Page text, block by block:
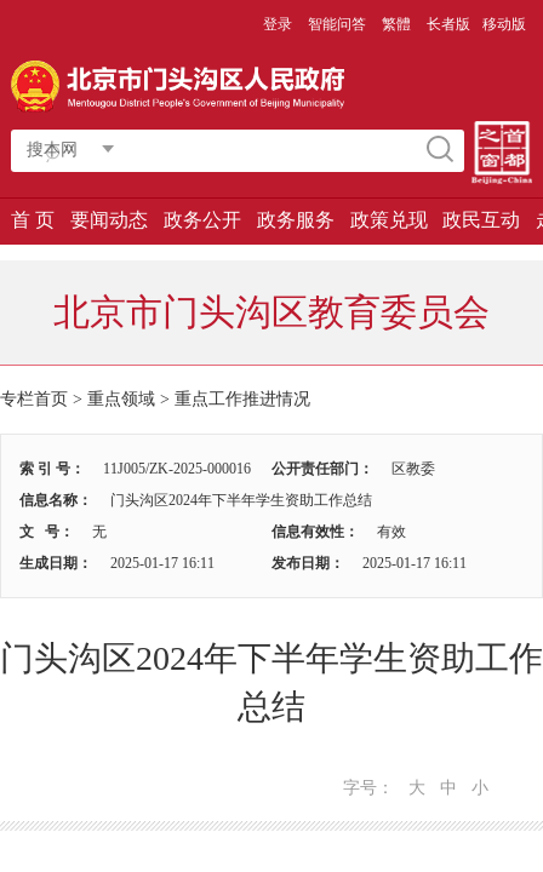
登录 智能问答 繁體 长者版 移动版
搜本网
首 页 要闻动态 政务公开 政务服务 政策兑现 政民互动
北京市门头沟区教育委员会
专栏首页 > 重点领域 > 重点工作推进情况
索 引 号： 11J005/ZK-2025-000016 公开责任部门：
区教委
信息名称：
门头沟区2024年下半年学生资助工作总结
文 号：
无 信息有效性：
有效
生成日期：
2025-01-17 16:11 发布日期： 2025-01-17 16:11
门头沟区2024年下半年学生资助工作
总结
字号： 大 中 小